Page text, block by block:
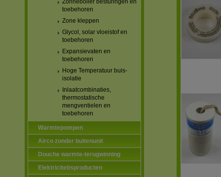
Zonneboiler besturingen en
toebehoren
Zone kleppen
Glycol, solar vloeistof en
toebehoren
Expansievaten en
toebehoren
Hoge Temperatuur buis-
isolatie
Inlaatcombinaties,
thermostatische
mengventielen en
toebehoren
Warmtepompen
Airco zonder buitenunit
Douche warmte-terugwinning
Elektriciteitsproducten